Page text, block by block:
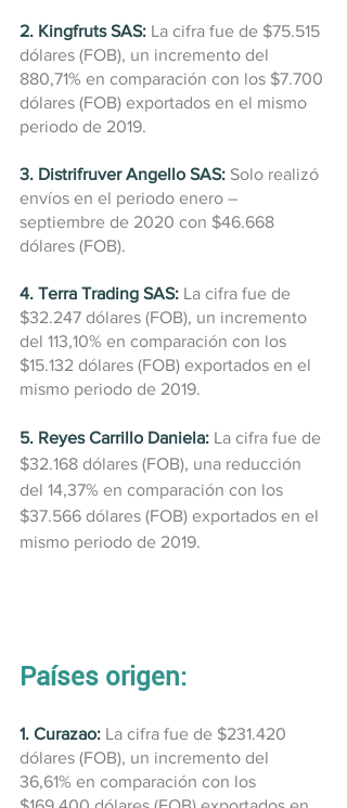
2. Kingfruts SAS: La cifra fue de $75.515
dólares (FOB), un incremento del
880,71% en comparación con los $7.700
dólares (FOB) exportados en el mismo
periodo de 2019.
3. Distrifruver Angello SAS: Solo realizó
envíos en el periodo enero –
septiembre de 2020 con $46.668
dólares (FOB).
4. Terra Trading SAS: La cifra fue de
$32.247 dólares (FOB), un incremento
del 113,10% en comparación con los
$15.132 dólares (FOB) exportados en el
mismo periodo de 2019.
5. Reyes Carrillo Daniela: La cifra fue de
$32.168 dólares (FOB), una reducción
del 14,37% en comparación con los
$37.566 dólares (FOB) exportados en el
mismo periodo de 2019.
Países origen:
1. Curazao: La cifra fue de $231.420
dólares (FOB), un incremento del
36,61% en comparación con los